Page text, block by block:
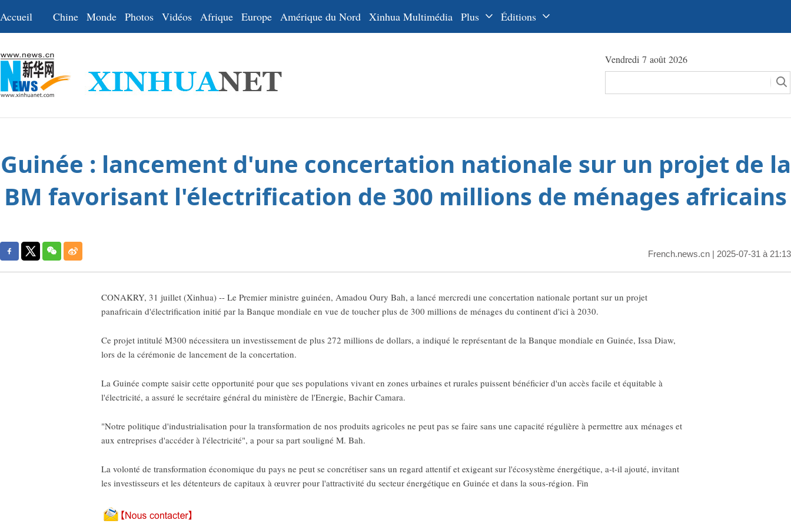
Accueil Chine Monde Photos Vidéos Afrique Europe Amérique du Nord Xinhua Multimédia Plus Éditions
عربي
日本語
Vendredi 7 août 2026
Guinée : lancement d'une concertation nationale sur un projet de la
BM favorisant l'électrification de 300 millions de ménages africains
French.news.cn | 2025-07-31 à 21:13
CONAKRY, 31 juillet (Xinhua) -- Le Premier ministre guinéen, Amadou Oury Bah, a lancé mercredi une concertation nationale portant sur un projet
panafricain d'électrification initié par la Banque mondiale en vue de toucher plus de 300 millions de ménages du continent d'ici à 2030.
Ce projet intitulé M300 nécessitera un investissement de plus 272 millions de dollars, a indiqué le représentant de la Banque mondiale en Guinée, Issa Diaw,
lors de la cérémonie de lancement de la concertation.
La Guinée compte saisir cette opportunité pour que ses populations vivant en zones urbaines et rurales puissent bénéficier d'un accès facile et équitable à
l'électricité, a assuré le secrétaire général du ministère de l'Energie, Bachir Camara.
"Notre politique d'industrialisation pour la transformation de nos produits agricoles ne peut pas se faire sans une capacité régulière à permettre aux ménages et
aux entreprises d'accéder à l'électricité", a pour sa part souligné M. Bah.
La volonté de transformation économique du pays ne peut se concrétiser sans un regard attentif et exigeant sur l'écosystème énergétique, a-t-il ajouté, invitant
les investisseurs et les détenteurs de capitaux à œuvrer pour l'attractivité du secteur énergétique en Guinée et dans la sous-région. Fin